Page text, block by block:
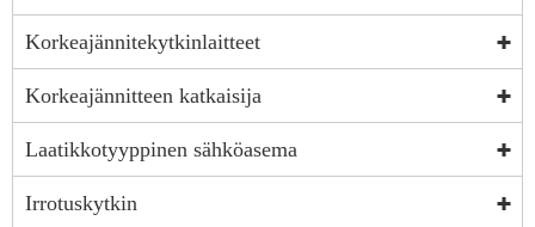
Korkeajännitekytkinlaitteet
Korkeajännitteen katkaisija
Laatikkotyyppinen sähköasema
Irrotuskytkin